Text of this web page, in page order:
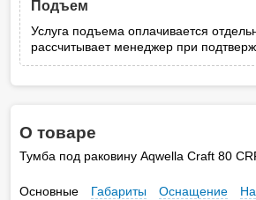
Подъем
Услуга подъема оплачивается
рассчитывает менеджер при
О товаре
Тумба под раковину Aqwella Craft 80
Основные Габариты Оснащение